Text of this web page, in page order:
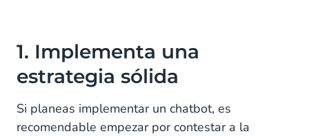
1. Implementa una
estrategia sólida
Si planeas implementar un chatbot, es
recomendable empezar por contestar a la